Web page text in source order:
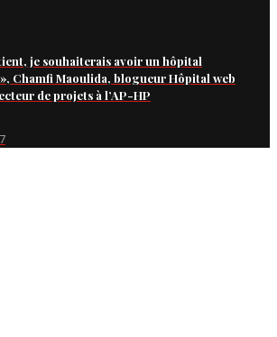
je souhaiterais avoir un hôpital
Chamfi Maoulida, blogueur Hôpital web
de projets à l’AP-HP